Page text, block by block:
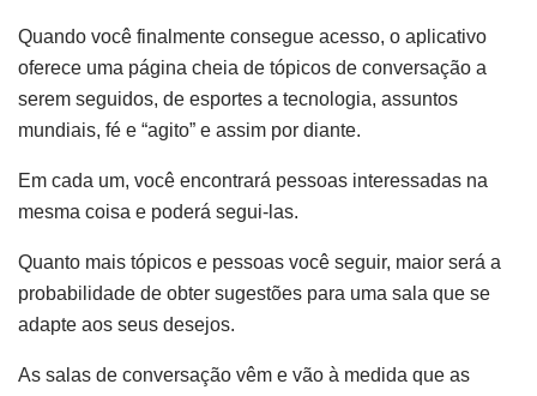
Quando você finalmente consegue acesso, o aplicativo
oferece uma página cheia de tópicos de conversação a
serem seguidos, de esportes a tecnologia, assuntos
mundiais, fé e “agito” e assim por diante.
Em cada um, você encontrará pessoas interessadas na
mesma coisa e poderá segui-las.
Quanto mais tópicos e pessoas você seguir, maior será a
probabilidade de obter sugestões para uma sala que se
adapte aos seus desejos.
As salas de conversação vêm e vão à medida que as